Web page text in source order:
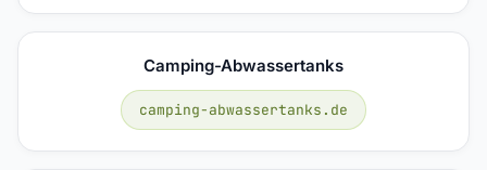
Camping-Abwassertanks
camping-abwassertanks.de